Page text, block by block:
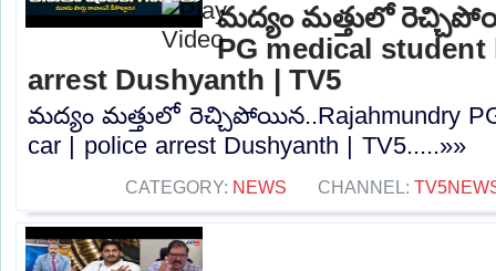
మద్యం మత్తులో
PG medical
arrest Dushyanth | TV5
మద్యం మత్తులో రెచ్చిపోయిన..Rajahmundry PG
car | police arrest Dushyanth | TV5.....»»
CATEGORY: NEWS CHANNEL: